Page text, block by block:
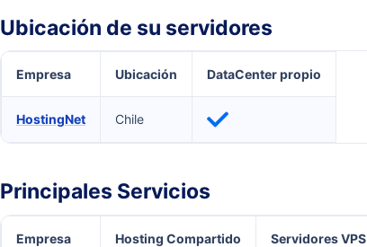
Ubicación de su servidores
Empresa Ubicación DataCenter propio
HostingNet Chile
Principales Servicios
Empresa Hosting Compartido Servidores VPS